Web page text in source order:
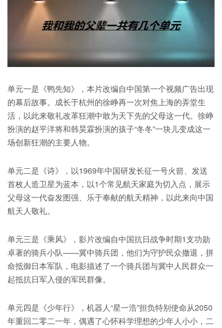
单元一是《鸭先知》，本片改编自中国第一个视频广告出现
的幕后故事。成长于杭州的徐峥再一次对焦上海的弄堂生
活，以此来敬礼改革狂潮中敢为天下先的父母这一代。徐峥
扮演的赵平洋将和韩昊霖扮演的孩子“冬冬”一块儿变成这一
场创新狂潮的主要人物。
单元二是《诗》，以1969年中国研发长征一号火箭、发送
首枚人造卫星为蓝本，以1个常见航天家庭为切入点，展示
父母这一代奋发图强、乐于奉献的航天精神，以此来向中国
航天人敬礼。
单元三是《乘风》，影片改编自中国抗日战争时期1支功勋
卓著的骑兵小队——冀中骑兵团，他们为守护民众撤退，拼
命抵御日本军队，电影描述了一个骑兵团与冀中人民群众一
起抵抗日军入侵的军民群像。
单元四是《少年行》，机器人“星一浩”担负特别使命从2050
年重回二零二一年，偶遇了心怀科学理想的少年人小小，二